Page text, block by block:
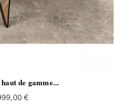
de gamme...
€